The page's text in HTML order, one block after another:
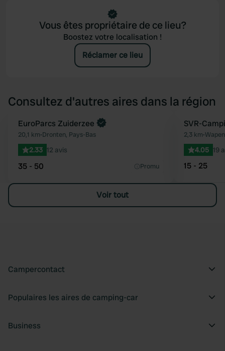
Vous êtes propriétaire de ce lieu?
Boostez votre localisation !
Réclamer ce lieu
Consultez d'autres aires dans la région
Préféré
Reserve maintenant
EuroParcs Zuiderzee
20,1 km•Dronten, Pays-Bas
2.33 12 avis
35 - 50 Promu
SVR-
2,3 km•
4.05 19
15 - 25
Voir tout
Campercontact
Populaires les aires de camping-car
Business